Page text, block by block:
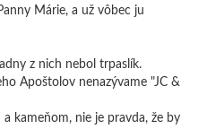
Márie, a už vôbec ju
z nich nebol trpaslík.
Apoštolov nenazývame "JC &
kameňom, nie je pravda, že by